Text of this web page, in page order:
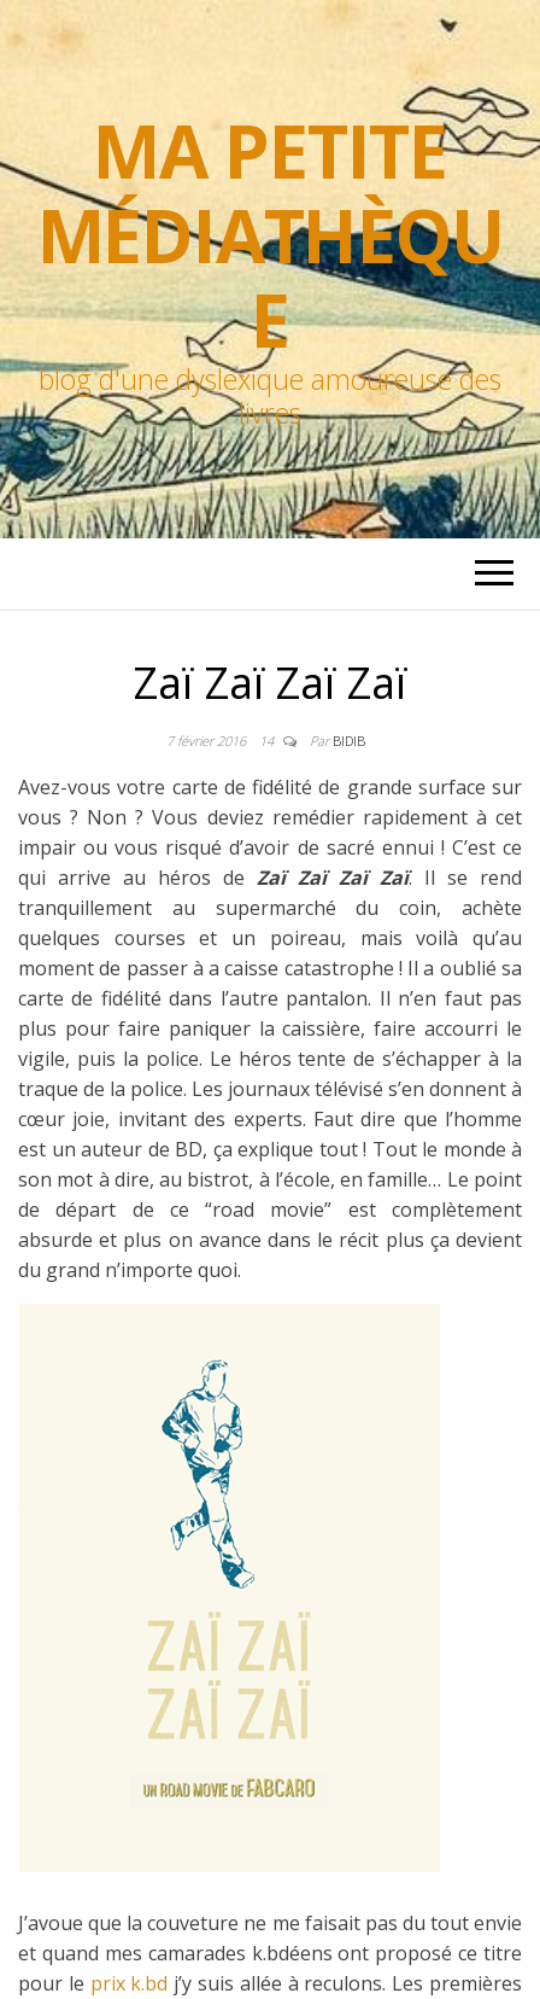
MA PETITE
MÉDIATHÈQU
E
blog d'une dyslexique amoureuse des
livres
Zaï Zaï Zaï Zaï
7 février 2016 14 ParBIDIB
Avez-vous votre carte de fidélité de grande surface sur
vous ? Non ? Vous deviez remédier rapidement à cet
impair ou vous risqué d’avoir de sacré ennui ! C’est ce
qui arrive au héros de Zaï Zaï Zaï Zaï. Il se rend
tranquillement au supermarché du coin, achète
quelques courses et un poireau, mais voilà qu’au
moment de passer à a caisse catastrophe ! Il a oublié sa
carte de fidélité dans l’autre pantalon. Il n’en faut pas
plus pour faire paniquer la caissière, faire accourri le
vigile, puis la police. Le héros tente de s’échapper à la
traque de la police. Les journaux télévisé s’en donnent à
cœur joie, invitant des experts. Faut dire que l’homme
est un auteur de BD, ça explique tout ! Tout le monde à
son mot à dire, au bistrot, à l’école, en famille… Le point
de départ de ce “road movie” est complètement
absurde et plus on avance dans le récit plus ça devient
du grand n’importe quoi.
J’avoue que la couveture ne me faisait pas du tout envie
et quand mes camarades k.bdéens ont proposé ce titre
pour le prix k.bd j’y suis allée à reculons. Les premières